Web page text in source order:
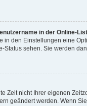
in der Online-
in den Einstellungen eine
Status sehen. Sie werden
Zeit nicht Ihrer eigenen
geändert werden. Wenn